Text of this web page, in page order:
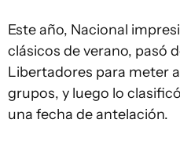
Este año, Nacional
clásicos de verano, pasó
Libertadores para meter
grupos, y luego lo
una fecha de antelación.